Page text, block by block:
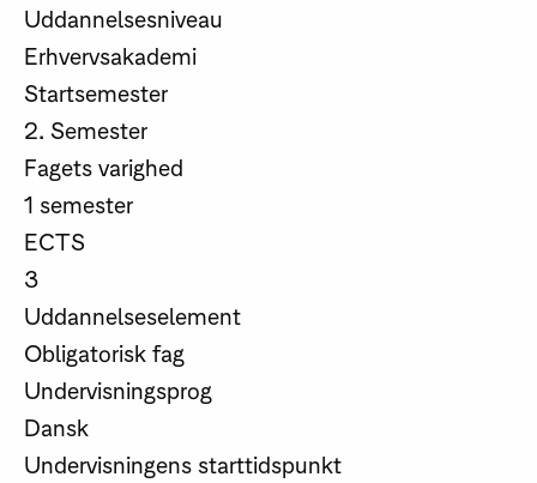
Uddannelsesniveau
Erhvervsakademi
Startsemester
2. Semester
Fagets varighed
1 semester
ECTS
3
Uddannelseselement
Obligatorisk fag
Undervisningsprog
Dansk
Undervisningens starttidspunkt